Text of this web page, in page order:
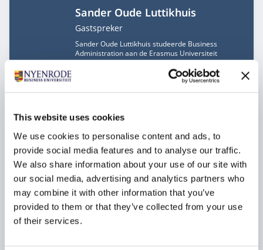
This website uses cookies
We use cookies to personalise content and ads, to
provide social media features and to analyse our traffic.
We also share information about your use of our site with
our social media, advertising and analytics partners who
may combine it with other information that you’ve
provided to them or that they’ve collected from your use
of their services.
Sander Oude Luttikhuis
Functietitel
Gastspreker
Sander Oude Luttikhuis studeerde Business
Administration aan de Erasmus Universiteit
Rotterdam en heeft een postdoctorale studie in
Business Valuation afgerond aan Rotterdam School
of Management. In 2013 richtte hij Capax Capital
Partners op. Sander is naast zijn werkzaamheden
Business Universiteit.
een bijdrage aan dit programma.
Charlotte Oldenburg MBA
Functietitel
Gastspreker
Charlotte Oldenburg MBA is Mission Lead en
innovatie manager Netwerk Zinnige zorg bij VGZ.